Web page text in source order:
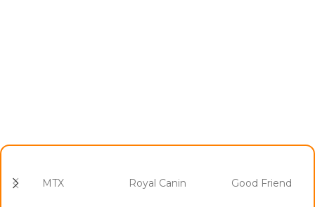
MTX Royal Canin Good Friend